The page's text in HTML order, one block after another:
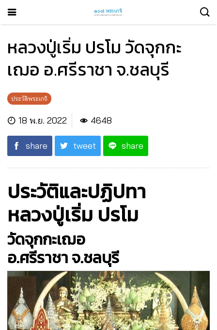
หลวงปู่เริ่ม ปรโม วัดจุกกะ
เฌอ อ.ศรีราชา จ.ชลบุรี
ประวัติพระเกจิ
18 พ.ย. 2022 4648
share tweet share
ประวัติและปฏิปทา
หลวงปู่เริ่ม ปรโม
วัดจุกกะเฌอ
อ.ศรีราชา จ.ชลบุรี